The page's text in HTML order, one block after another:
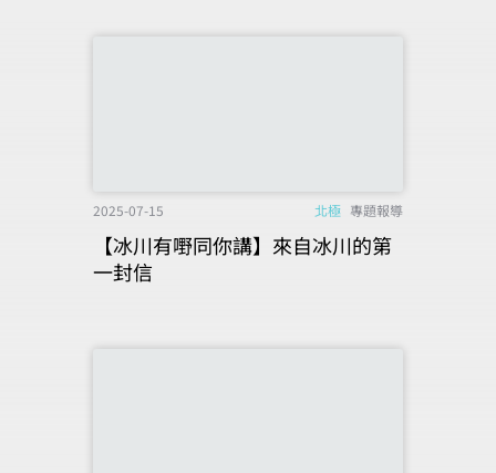
2025-07-15 北極 專題報導
【冰川有嘢同你講】來自冰川的第
一封信